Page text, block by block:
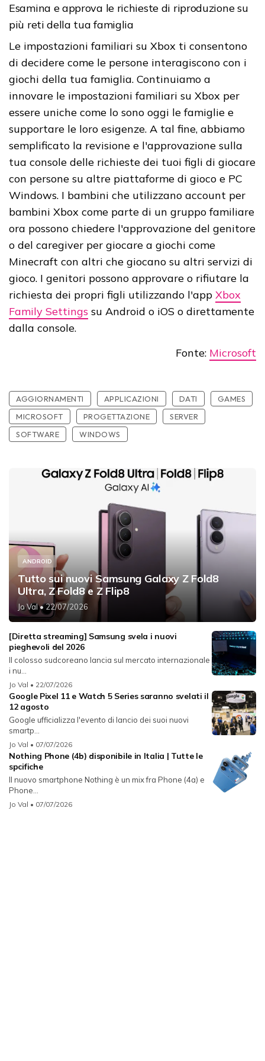
Esamina e approva le richieste di riproduzione su
più reti della tua famiglia
Le impostazioni familiari su Xbox ti consentono
di decidere come le persone interagiscono con i
giochi della tua famiglia. Continuiamo a
innovare le impostazioni familiari su Xbox per
essere uniche come lo sono oggi le famiglie e
supportare le loro esigenze. A tal fine, abbiamo
semplificato la revisione e l'approvazione sulla
tua console delle richieste dei tuoi figli di giocare
con persone su altre piattaforme di gioco e PC
Windows. I bambini che utilizzano account per
bambini Xbox come parte di un gruppo familiare
ora possono chiedere l'approvazione del genitore
o del caregiver per giocare a giochi come
Minecraft con altri che giocano su altri servizi di
gioco. I genitori possono approvare o rifiutare la
richiesta dei propri figli utilizzando l'app Xbox
Family Settings su Android o iOS o direttamente
dalla console.
Fonte: Microsoft
AGGIORNAMENTI APPLICAZIONI DATI
GAMES
MICROSOFT
PROGETTAZIONE
SERVER
SOFTWARE
WINDOWS
ANDROID
Tutto sui nuovi Samsung Galaxy Z Fold8
Ultra, Z Fold8 e Z Flip8
Jo Val• 22/07/2026
[Diretta streaming] Samsung svela i nuovi
pieghevoli del 2026
Il colosso sudcoreano lancia sul mercato internazionale
i nu...
Jo Val • 22/07/2026
Google Pixel 11 e Watch 5 Series saranno svelati il
12 agosto
Google ufficializza l'evento di lancio dei suoi nuovi
smartp...
Jo Val • 07/07/2026
Nothing Phone (4b) disponibile in Italia | Tutte le
spcifiche
Il nuovo smartphone Nothing è un mix fra Phone (4a) e
Phone...
Jo Val • 07/07/2026